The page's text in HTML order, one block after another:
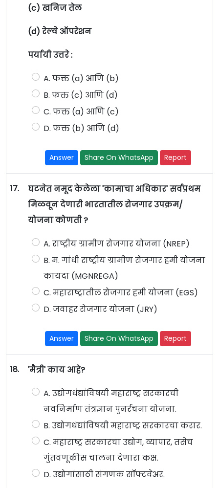
(c) खनिज तेल
(d) रेल्वे ऑपरेशन
पर्यायी उत्तरे :
A. फक्त (a) आणि (b)
B. फक्त (c) आणि (d)
C. फक्त (a) आणि (c)
D. फक्त (b) आणि (d)
Answer Share On WhatsApp Report
17.
घटनेत नमूद केलेला 'कामाचा अधिकार' सर्वप्रथम
मिळवून देणारी भारतातील रोजगार उपक्रम/
योजना कोणती ?
A. राष्ट्रीय ग्रामीण रोजगार योजना (NREP)
B. म. गांधी राष्ट्रीय ग्रामीण रोजगार हमी योजना
कायदा (MGNREGA)
C. महाराष्ट्रातील रोजगार हमी योजना (EGS)
D. जवाहर रोजगार योजना (JRY)
Answer Share On WhatsApp Report
18. 'मैत्री' काय आहे?
A. उद्योगधंद्यांविषयी महाराष्ट्र सरकारची
नवनिर्माण तंत्रज्ञान पुनर्रचना योजना.
B. उद्योगधंद्यांविषयी महाराष्ट्र सरकारचा करार.
C. महाराष्ट्र सरकारचा उद्योग, व्यापार, तसेच
गुंतवणूकीस चालना देणारा कक्ष.
D. उद्योगांसाठी संगणक सॉफ्टवेअर.